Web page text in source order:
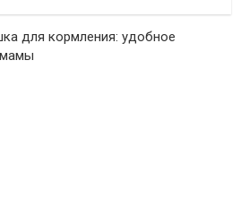
для кормления: удобное